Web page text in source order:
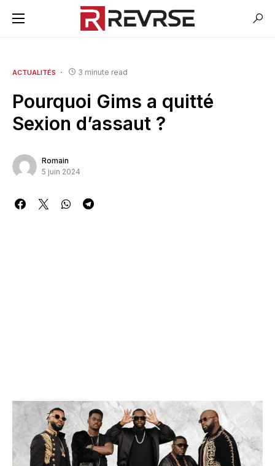
ACTUALITÉS 3 minute read
Pourquoi Gims a quitté
Sexion d’assaut ?
Romain
5 juin 2024